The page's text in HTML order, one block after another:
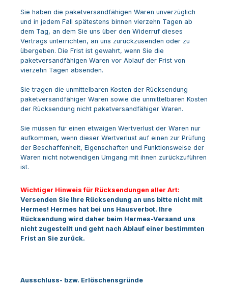
Sie haben die paketversandfähigen Waren unverzüglich
und in jedem Fall spätestens binnen vierzehn Tagen ab
dem Tag, an dem Sie uns über den Widerruf dieses
Vertrags unterrichten, an uns zurückzusenden oder zu
übergeben. Die Frist ist gewahrt, wenn Sie die
paketversandfähigen Waren vor Ablauf der Frist von
vierzehn Tagen absenden.
Sie tragen die unmittelbaren Kosten der Rücksendung
paketversandfähiger Waren sowie die unmittelbaren Kosten
der Rücksendung nicht paketversandfähiger Waren.
Sie müssen für einen etwaigen Wertverlust der Waren nur
aufkommen, wenn dieser Wertverlust auf einen zur Prüfung
der Beschaffenheit, Eigenschaften und Funktionsweise der
Waren nicht notwendigen Umgang mit ihnen zurückzuführen
ist.
Wichtiger Hinweis für Rücksendungen aller Art:
Versenden Sie Ihre Rücksendung an uns bitte nicht mit
Hermes! Hermes hat bei uns Hausverbot. Ihre
Rücksendung wird daher beim Hermes-Versand uns
nicht zugestellt und geht nach Ablauf einer bestimmten
Frist an Sie zurück.
Ausschluss- bzw. Erlöschensgründe